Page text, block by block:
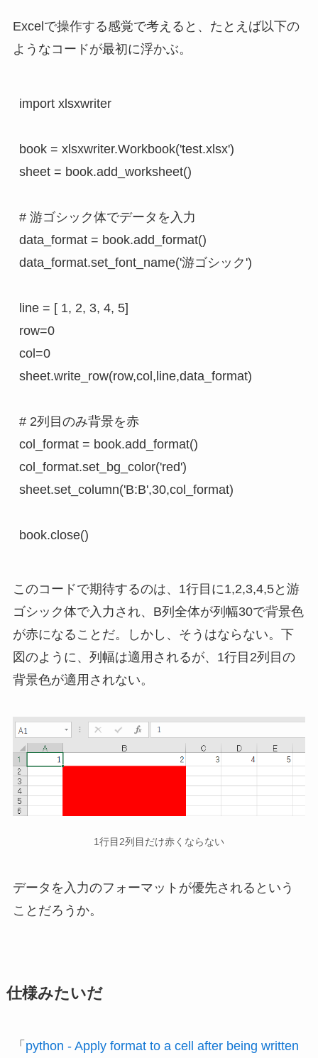
Excelで操作する感覚で考えると、たとえば以下の
ようなコードが最初に浮かぶ。
import xlsxwriter
book = xlsxwriter.Workbook('test.xlsx')
sheet = book.add_worksheet()
# 游ゴシック体でデータを入力
data_format = book.add_format()
data_format.set_font_name('游ゴシック')
line = [ 1, 2, 3, 4, 5]
row=0
col=0
sheet.write_row(row,col,line,data_format)
# 2列目のみ背景を赤
col_format = book.add_format()
col_format.set_bg_color('red')
sheet.set_column('B:B',30,col_format)
このコードで期待するのは、1行目に1,2,3,4,5と游
ゴシック体で入力され、B列全体が列幅30で背景色
が赤になることだ。しかし、そうはならない。下
図のように、列幅は適用されるが、1行目2列目の
背景色が適用されない。
1行目2列目だけ赤くならない
データを入力のフォーマットが優先されるという
ことだろうか。
仕様みたいだ
「 python - Apply format to a cell after being written